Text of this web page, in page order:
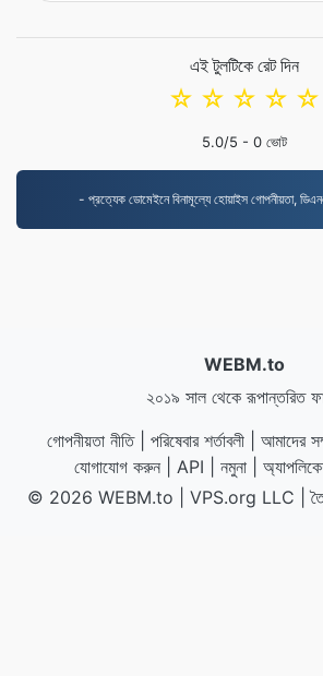
এই টুলটিকে রেট দিন
☆
☆
☆
☆
☆
5.0/5 - 0 ভোট
- প্রত্যেক ডোমেইনে বিনামূল্যে হোয়াইস গোপনীয়তা,
WEBM.to
২০১৯ সাল থেকে রূপান্তরিত
গোপনীয়তা নীতি| পরিষেবার শর্তাবলী| আমাদের
যোগাযোগ করুন
API নমুনা
© 2026 WEBM.to
VPS.org LLC |